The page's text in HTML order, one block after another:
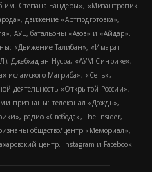
им. Степана Бандеры», «Мизантропик
движение «Артподготовка»,
АУЕ, батальоны «Азов» и «Айдар».
«Движение Талибан», «Имарат
Джебхад-ан-Нусра, «АУМ Синрике»,
исламского Магриба», «Сеть»,
деятельность «Открытой России»,
признаны: телеканал «Дождь»,
радио «Свобода», The Insider,
общество/центр «Мемориал»,
центр. Instagram и Facebook